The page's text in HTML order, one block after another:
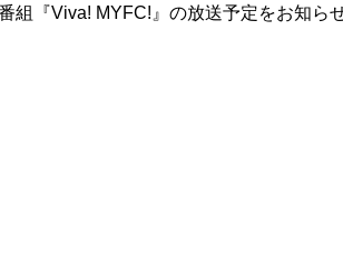
『Viva! MYFC!』の放送予定をお知ら